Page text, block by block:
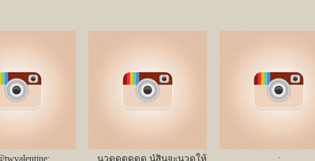
นวดดดดดด นู๋สินจะนวดให้ ;